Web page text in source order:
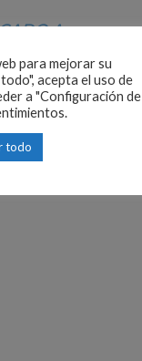
A
para mejorar su
acepta el uso de
a "Configuración de
todo